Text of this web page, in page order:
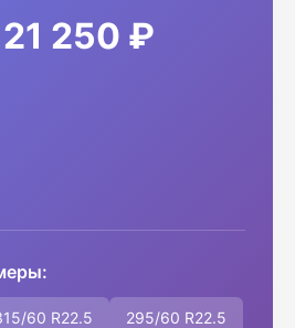
250 ₽
60 R22.5 295/60 R22.5